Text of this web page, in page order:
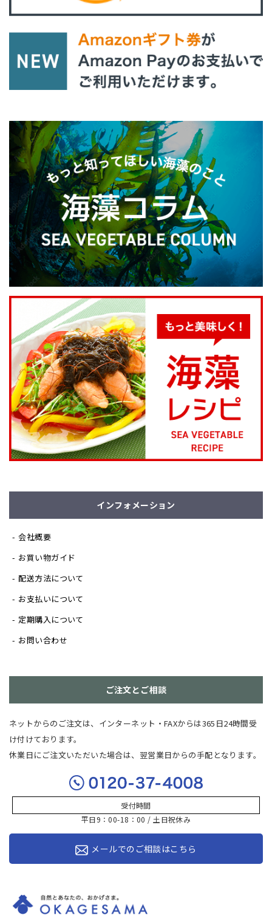
インフォメーション
会社概要
お買い物ガイド
配送方法について
お支払いについて
定期購入について
お問い合わせ
ご注文とご相談
ネットからのご注文は、インターネット・FAXからは365日24時間受
け付けております。
休業日にご注文いただいた場合は、翌営業日からの手配となります。
受付時間
平日9：00-18：00 / 土日祝休み
メールでのご相談はこちら